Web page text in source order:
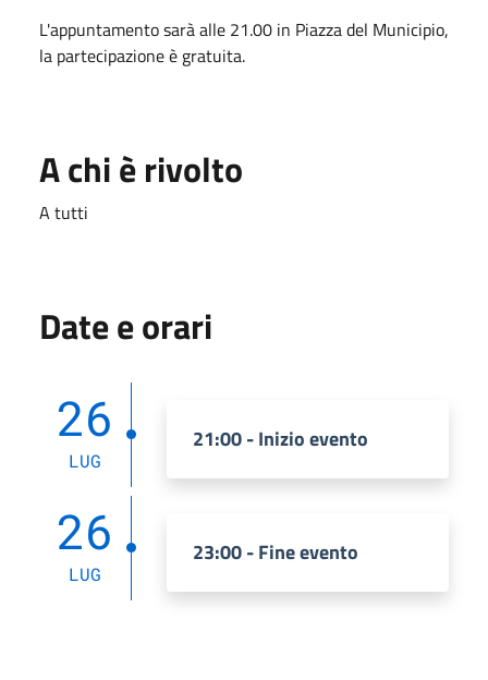
L'appuntamento sarà alle 21.00 in Piazza del Municipio,
la partecipazione è gratuita.
A chi è rivolto
A tutti
Date e orari
26
LUG
21:00 - Inizio evento
26
LUG
23:00 - Fine evento